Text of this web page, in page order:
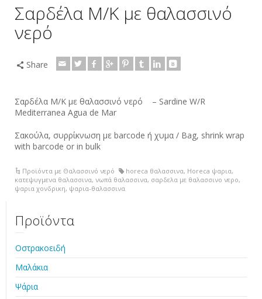
Σαρδέλα M/K με θαλασσινό
νερό
Share
Σαρδέλα M/K με θαλασσινό νερό – Sardine W/R
Mediterranea Agua de Mar
Σακούλα, συρρίκνωση με barcode ή χυμα / Bag, shrink wrap
with barcode or in bulk
Προϊόντα με Θαλασσινό νερό horeca θαλασσινα, Horeca ψαρια,
κατεψυγμενα θαλασσινα, νωπά θαλασσινα, σαρδελα με θαλασσινο νερο,
ψαρια χονδρικη, ψαρια-θαλασσινα
Προϊόντα
Οστρακοειδή
Μαλάκια
Ψάρια